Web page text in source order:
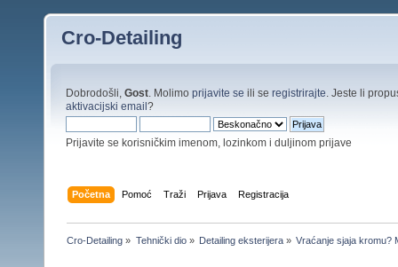
Cro-Detailing
Dobrodošli, Gost . Molimo prijavite se ili se registrirajte . Jeste li
aktivacijski email?
Prijavite se korisničkim imenom, lozinkom i duljinom prijave
Početna Pomoć Traži Prijava Registracija
Cro-Detailing » Tehnički dio» Detailing eksterijera» Vraćanje sjaja kromu?